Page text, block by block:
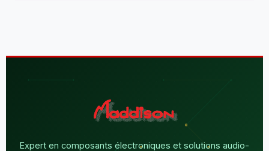
Expert en composants électroniques et solutions audio-